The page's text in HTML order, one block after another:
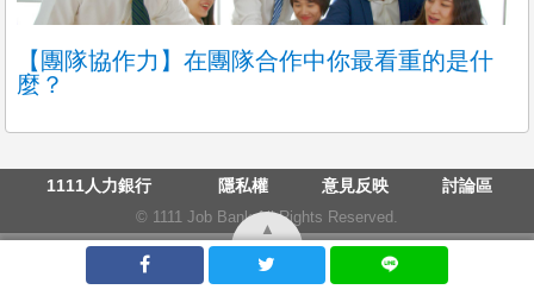
最新資訊 發表文章 推薦職缺
▲
【團隊協作力】在團隊合作中你最看重的是什
麼？
1111人力銀行 隱私權 意見反映 討論區
© 1111 Job Bank All Rights Reserved.
人力銀行 找工作 工作